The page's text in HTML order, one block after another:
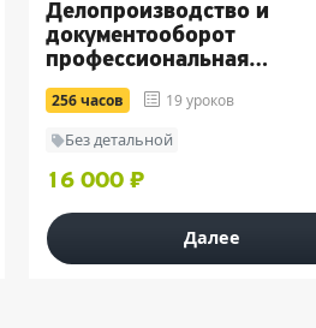
Делопроизводство и
документооборот
профессиональная
переподготовка (256
256 часов 19 уроков
Без детальной
16 000 ₽
Далее